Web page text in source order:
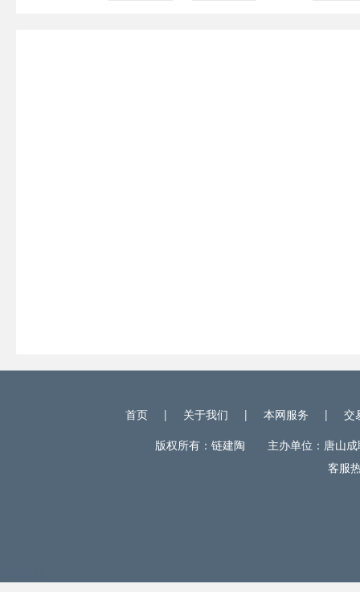
首页 | 关于我们 | 本网服务 |
交
版权所有：链建陶 主办单位：唐山
客服